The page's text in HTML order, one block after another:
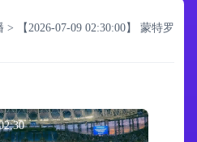
>
【2026-07-09 02:30:00】 蒙特罗